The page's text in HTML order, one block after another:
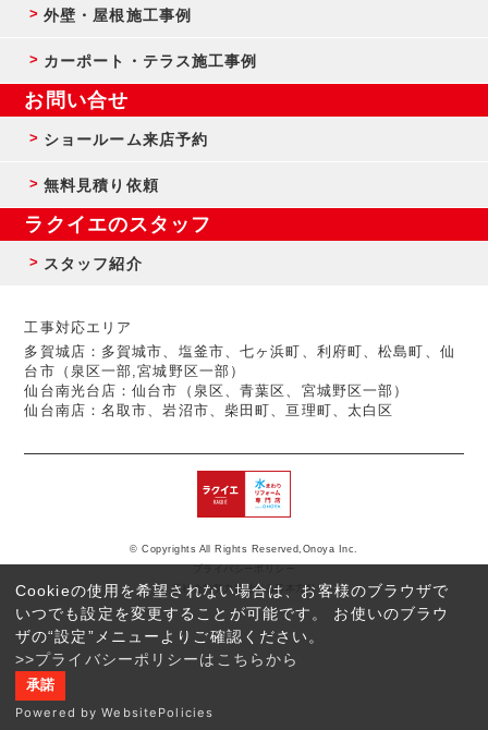
Cookieの使用を希望されない場合は、お客様のブラウザで
いつでも設定を変更することが可能です。 お使いのブラウ
ザの“設定”メニューよりご確認ください。
>>プライバシーポリシーはこちらから
承諾
Powered by WebsitePolicies
反社会的勢力に対する基本方針
© Copyrights All Rights Reserved,Onoya Inc.
外壁・屋根施工事例
カーポート・テラス施工事例
お問い合せ
ショールーム来店予約
無料見積り依頼
ラクイエのスタッフ
スタッフ紹介
工事対応エリア
多賀城店：多賀城市、塩釜市、七ヶ浜町、利府町、松島町、仙
台市（泉区一部,宮城野区一部）
仙台南光台店：仙台市（泉区、青葉区、宮城野区一部）
仙台南店：名取市、岩沼市、柴田町、亘理町、太白区